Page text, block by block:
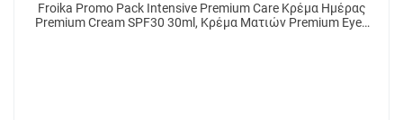
Froika Promo Pack Intensive Premium Care Κρέμα Ημέρας
Premium Cream SPF30 30ml, Κρέμα Ματιών Premium Eyes